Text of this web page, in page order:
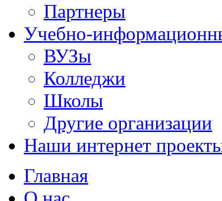
Партнеры
Учебно-
ВУЗы
Колледжи
Школы
Другие организации
Наши интернет
Главная